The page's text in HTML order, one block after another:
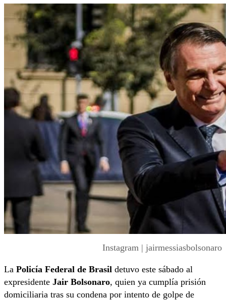
Instagram | jairmessiasbolsonaro
La Policía Federal de Brasil detuvo este sábado al
expresidente Jair Bolsonaro, quien ya cumplía prisión
domiciliaria tras su condena por intento de golpe de